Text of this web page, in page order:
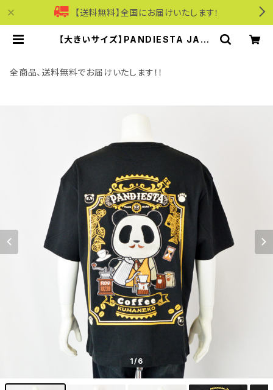
【送料無料】全国にお届けいたします！
【大きいサイズ】PANDIESTA JAPA
7k ブラック | モリワンワールドオン
ラインショップ｜ビジネス・カジュアル
全商品、送料無料でお届けいたします！！
1/6